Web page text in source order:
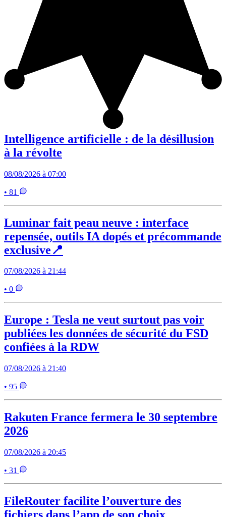
Intelligence artificielle : de la désillusion
à la révolte
08/08/2026 à 07:00
• 81
Luminar fait peau neuve : interface
repensée, outils IA dopés et précommande
exclusive📍
07/08/2026 à 21:44
• 0
Europe : Tesla ne veut surtout pas voir
publiées les données de sécurité du FSD
confiées à la RDW
07/08/2026 à 21:40
• 95
Rakuten France fermera le 30 septembre
2026
07/08/2026 à 20:45
• 31
FileRouter facilite l’ouverture des